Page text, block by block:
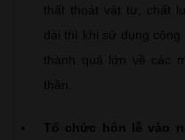
thất thoát vật tư, chất
dài thì khi sử dụng
thành quả lớn về các
thần.
Tổ chức hôn lễ vào